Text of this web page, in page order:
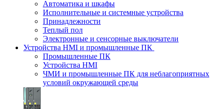
Автоматика и шкафы
Исполнительные и системные устройства
Принадлежности
Теплый пол
Электронные и сенсорные выключатели
Устройства HMI и промышленные ПК
Промышленные ПК
Устройства HMI
ЧМИ и промышленные ПК для неблагоприятных
условий окружающей среды